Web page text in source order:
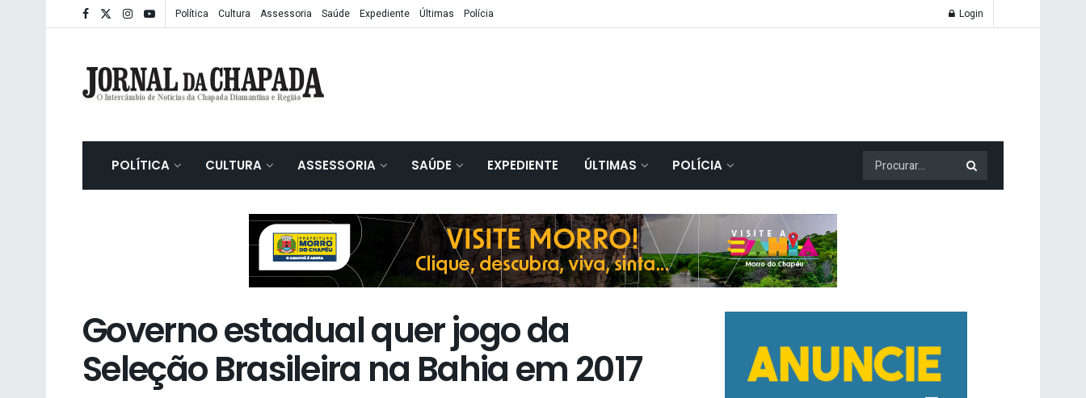
Política Cultura Assessoria Saúde Expediente Últimas Polícia Login
POLÍTICA CULTURA ASSESSORIA SAÚDE EXPEDIENTE ÚLTIMAS POLÍCIA
Governo estadual quer jogo da
Seleção Brasileira na Bahia em 2017